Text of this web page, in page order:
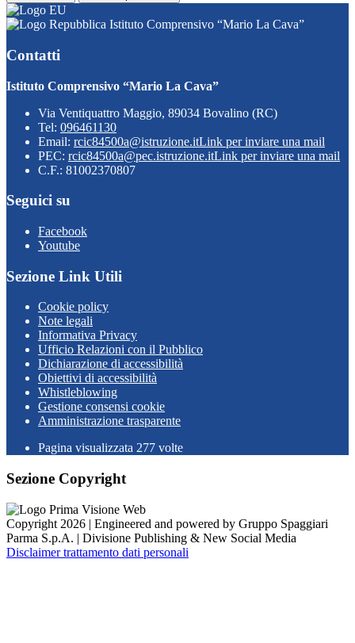
Istituto Comprensivo “Mario La Cava”
Contatti
Istituto Comprensivo “Mario La Cava”
Via Ventiquattro Maggio, 89034 Bovalino (RC)
Tel: 096461130
Email: rcic84500a@istruzione.itLink per inviare una mail
PEC: rcic84500a@pec.istruzione.itLink per inviare una mail
C.F.: 81002370807
Seguici su
Facebook
Youtube
Sezione Link Utili
Cookie policy
Note legali
Informativa Privacy
Ufficio Relazioni con il Pubblico
Dichiarazione di accessibilità
Obiettivi di accessibilità
Whistleblowing
Gestione consensi cookie
Amministrazione trasparente
Pagina visualizzata 277 volte
Sezione Copyright
Copyright 2026 | Engineered and powered by Gruppo Spaggiari
Parma S.p.A. | Divisione Publishing & New Social Media
Disclaimer trattamento dati personali